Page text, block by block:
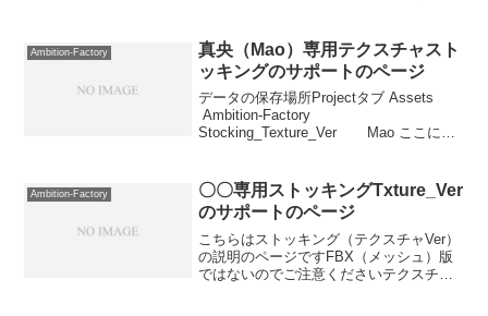
Factory J...
Ambition-Factory
真央（Mao）専用テクスチャスト
ッキングのサポートのページ
データの保存場所Projectタブ Assets
Ambition-Factory
Stocking_Texture_Ver Mao ここにテ
し...
Ambition-Factory
〇〇専用ストッキングTxture_Ver
のサポートのページ
こちらはストッキング（テクスチャVer）
の説明のページですFBX（メッシュ）版
ではないのでご注意くださいテクスチャ